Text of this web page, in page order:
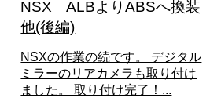
NSX ALBよりABSへ換装
他(後編)
NSXの作業の続です。 デジタル
ミラーのリアカメラも取り付け
ました。 取り付け完了！...